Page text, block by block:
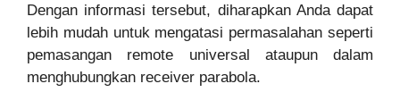
Dengan informasi tersebut, diharapkan Anda dapat
lebih mudah untuk mengatasi permasalahan seperti
pemasangan remote universal ataupun dalam
menghubungkan receiver parabola.